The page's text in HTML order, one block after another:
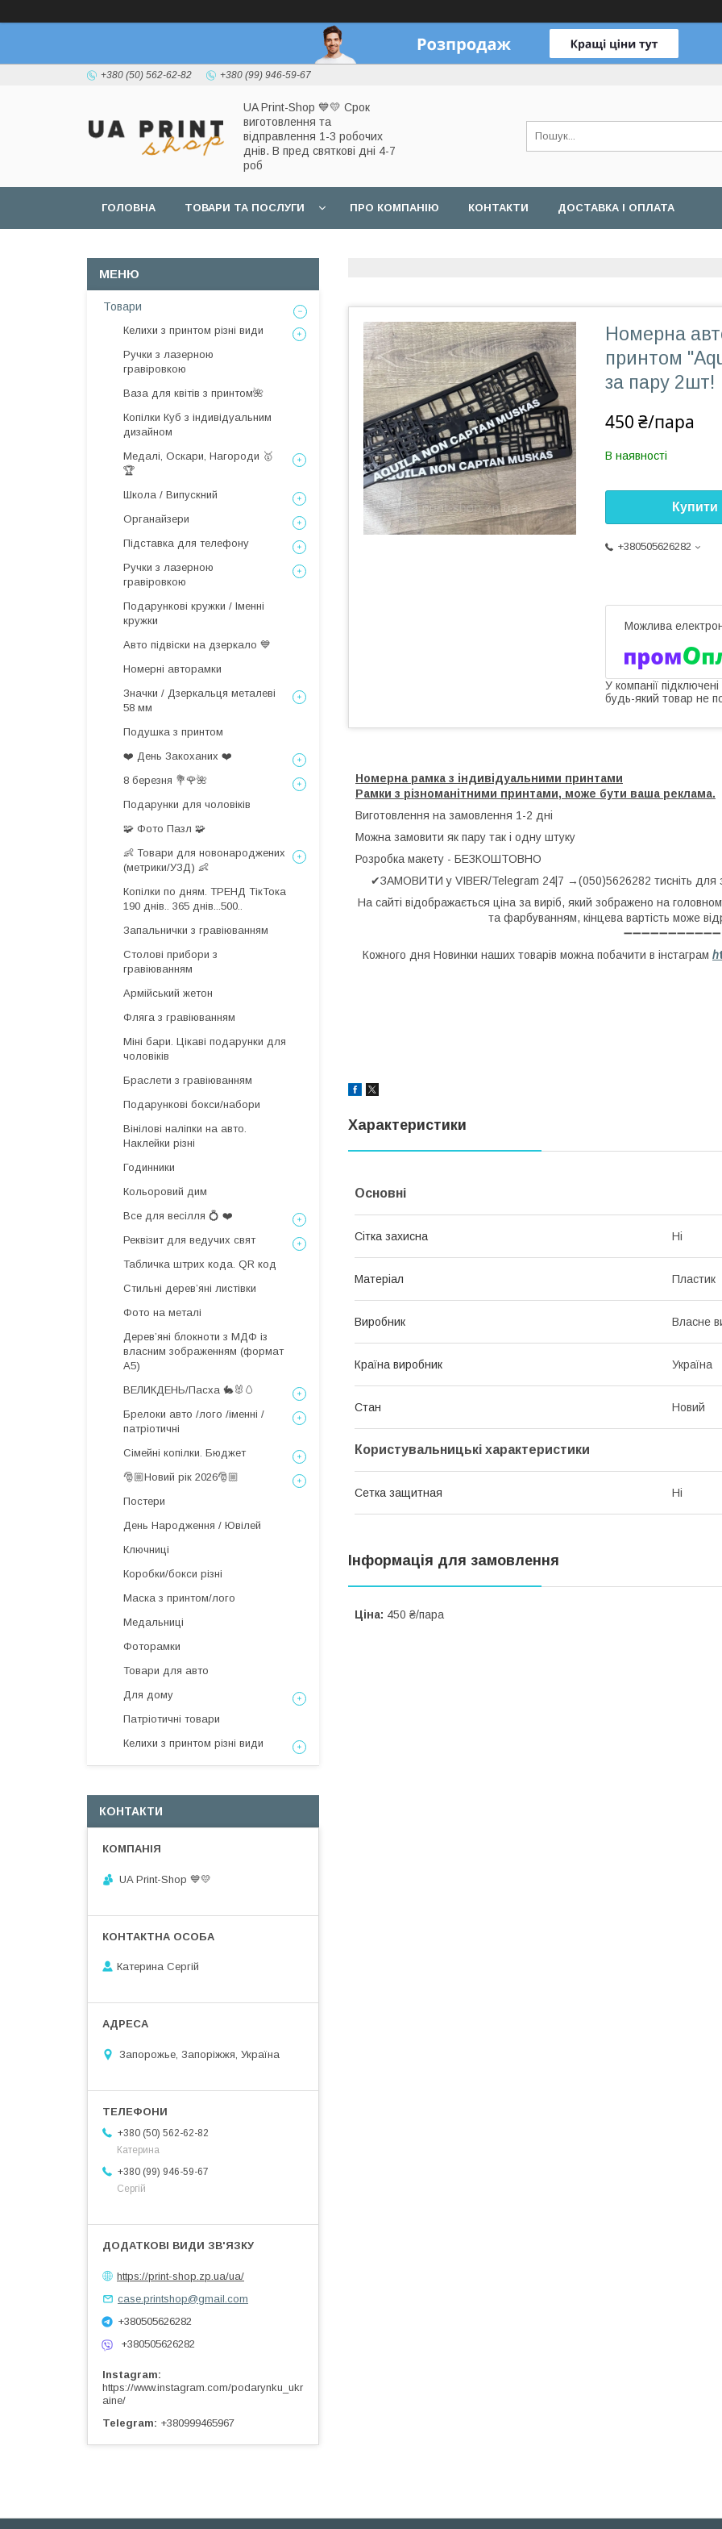
+380 (50) 562-62-82 +380 (99) 946-59-67
UA Print-Shop ​💙💛 Срок
виготовлення та
відправлення 1-3 робочих
днів. В пред святкові дні 4-7
роб
ГОЛОВНА ТОВАРИ ТА ПОСЛУГИ ПРО КОМПАНІЮ КОНТАКТИ ДОСТАВКА І ОПЛАТА
Номерна
принтом
за пару 2шт!
450 ₴/пара
В наявності
Купити
+380505626282
У компанії
будь-який товар не
Номерна рамка з індивідуальними принтами
Рамки з різноманітними принтами, може бути ваша реклама.
Виготовлення на замовлення 1-2 дні
Можна замовити як пару так і одну штуку
Розробка макету - БЕЗКОШТОВНО
✔ЗАМОВИТИ у VIBER/Telegram 24|7 →(050)5626282 тисніть для
На сайті відображається ціна за виріб, який зображено на
та фарбуванням, кінцева вартість може
➖➖➖➖➖➖➖➖➖➖➖
Кожного дня Новинки наших товарів можна побачити в інстаграм h
Характеристики
Основні
Сітка захисна Ні
Матеріал Пластик
Виробник Власне
Країна виробник Україна
Стан Новий
Користувальницькі характеристики
Сетка защитная Ні
Інформація для замовлення
Ціна: 450 ₴/пара
Товари
Келихи з принтом різні види
Ручки з лазерною
гравіровкою
Ваза для квітів з принтом🌺
Копілки Куб з індивідуальним
дизайном
Медалі, Оскари, Нагороди 🥇
🏆
Школа / Випускний
Органайзери
Підставка для телефону
Ручки з лазерною
гравіровкою
Подарункові кружки / Іменні
кружки
Авто підвіски на дзеркало 💙
Номерні авторамки
Значки / Дзеркальця металеві
58 мм
Подушка з принтом
❤️ День Закоханих ❤️
8 березня 💐🌹🌺
Подарунки для чоловіків
🧩 Фото Пазл 🧩
👶 Товари для новонароджених
(метрики/УЗД) 👶
Копілки по дням. ТРЕНД ТікТока
190 днів.. 365 днів...500..
Запальнички з гравіюванням
Столові прибори з
гравіюванням
Армійський жетон
Фляга з гравіюванням
Міні бари. Цікаві подарунки для
чоловіків
Браслети з гравіюванням
Подарункові бокси/набори
Вінілові наліпки на авто.
Наклейки різні
Годинники
Кольоровий дим
Все для весілля 💍 ❤️
Реквізит для ведучих свят
Табличка штрих кода. QR код
Стильні деревʼяні листівки
Фото на металі
Дерев’яні блокноти з МДФ із
власним зображенням (формат
А5)
ВЕЛИКДЕНЬ/Пасха 🐇🐰🥚
Брелоки авто /лого /іменні /
патріотичні
Сімейні копілки. Бюджет
🎅🏼Новий рік 2026🎅🏼
Постери
День Народження / Ювілей
Ключниці
Коробки/бокси різні
Маска з принтом/лого
Медальниці
Фоторамки
Товари для авто
Для дому
Патріотичні товари
Келихи з принтом різні види
КОНТАКТИ
UA Print-Shop ​💙💛
Катерина Сергій
Запорожье, Запоріжжя, Україна
+380 (50) 562-62-82
Катерина
+380 (99) 946-59-67
Сергій
https://print-shop.zp.ua/ua/
case.printshop@gmail.com
+380505626282
+380505626282
Instagram
https://www.instagram.com/podarynku_ukr
aine/
Telegram
+380999465967